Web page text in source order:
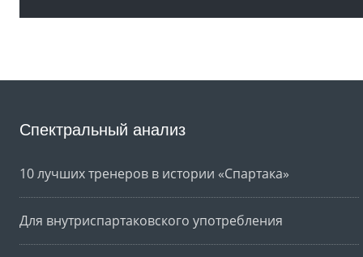
Спектральный анализ
10 лучших тренеров в истории «Спартака»
Для внутриспартаковского употребления